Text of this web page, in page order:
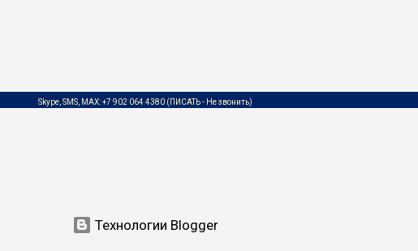
Skype, SMS, MAX:+7 902 064 4380 (ПИСАТЬ - Не звонить)
Технологии Blogger